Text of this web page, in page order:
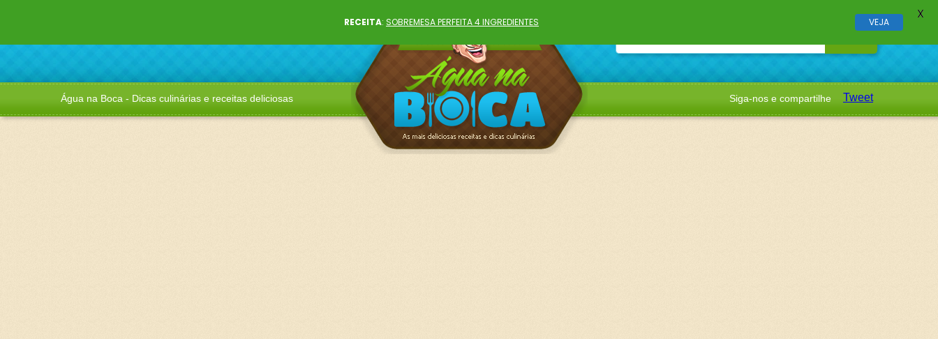
Água na Boca - Dicas culinárias e receitas deliciosas Siga-nos e compartilhe Tweet
RECEITA: SOBREMESA PERFEITA 4 INGREDIENTES VEJA
X